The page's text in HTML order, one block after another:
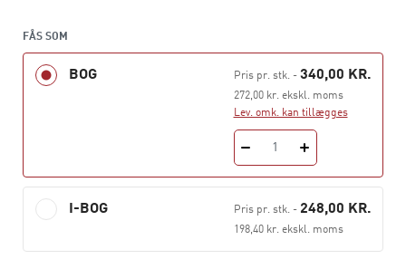
ressourcer, der er tilgængelige for folk, som søger
behandling.
inden for sundhedsantropologien. Den bygger på både
klassiske tekster og nyere dansk forskning, og der
trækkes på empiriske eksempler fra hele verden, bl.a.
Brasilien, Uganda, USA, Vietnam og Danmark.
Sundhedens vejehenvender sig til studerende og
FÅS SOM
BOG Pris pr. stk.- 340,00 KR.
272,00 kr. ekskl. moms
Lev. omk. kan tillægges
1
I-BOG Pris pr. stk.- 248,00 KR.
198,40 kr. ekskl. moms